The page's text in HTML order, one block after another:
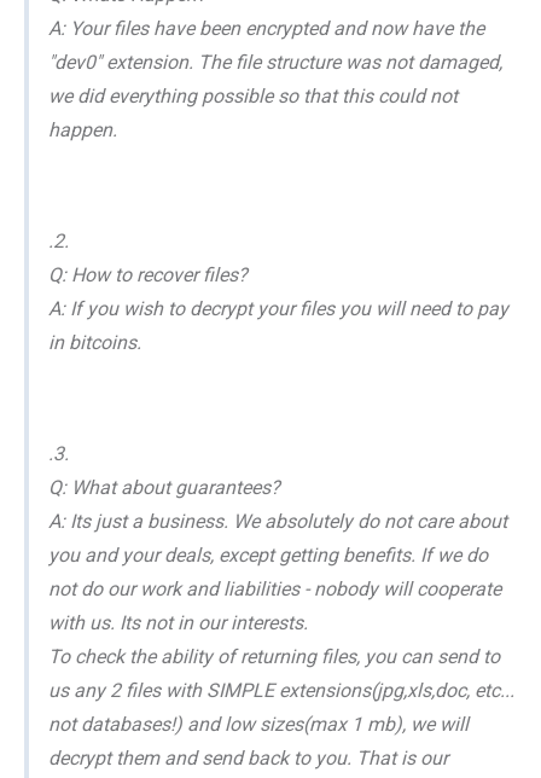
A: Your files have been encrypted and now have the
"dev0" extension. The file structure was not damaged,
we did everything possible so that this could not
happen.
.2.
Q: How to recover files?
A: If you wish to decrypt your files you will need to pay
in bitcoins.
.3.
Q: What about guarantees?
A: Its just a business. We absolutely do not care about
you and your deals, except getting benefits. If we do
not do our work and liabilities - nobody will cooperate
with us. Its not in our interests.
To check the ability of returning files, you can send to
us any 2 files with SIMPLE extensions(jpg,xls,doc, etc...
not databases!) and low sizes(max 1 mb), we will
decrypt them and send back to you. That is our